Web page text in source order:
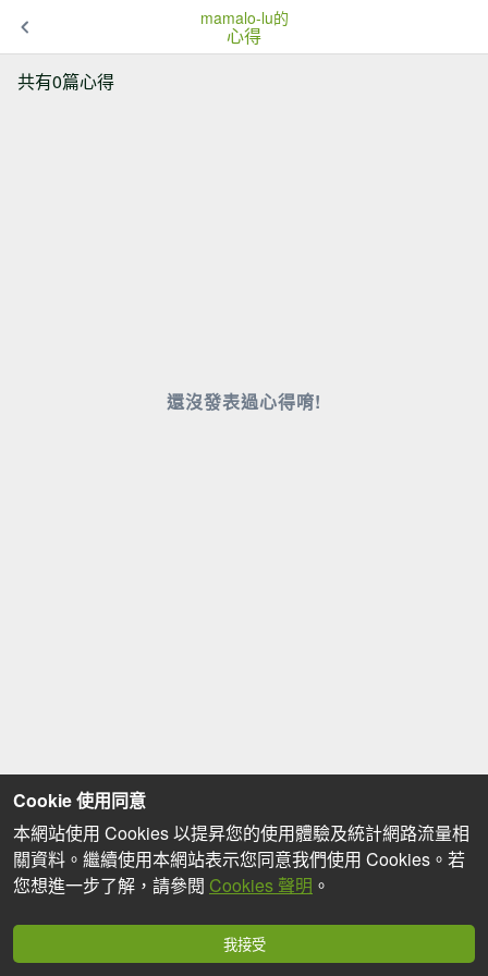
mamalo-lu的
心得
共有0篇心得
還沒發表過心得唷!
Cookie 使用同意
本網站使用 Cookies 以提昇您的使用體驗及統計網路流量相
關資料。繼續使用本網站表示您同意我們使用 Cookies。若
您想進一步了解，請參閱 Cookies 聲明 。
我接受